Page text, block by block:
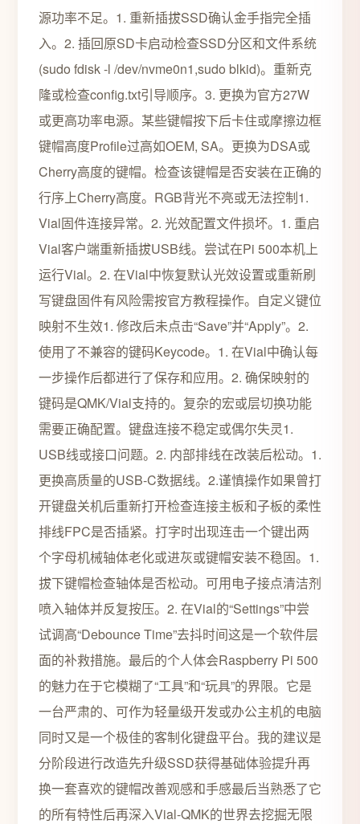
源功率不足。1. 重新插拔SSD确认金手指完全插
入。2. 插回原SD卡启动检查SSD分区和文件系统
(sudo fdisk -l /dev/nvme0n1,sudo blkid)。重新克
隆或检查config.txt引导顺序。3. 更换为官方27W
或更高功率电源。某些键帽按下后卡住或摩擦边框
键帽高度Profile过高如OEM, SA。更换为DSA或
Cherry高度的键帽。检查该键帽是否安装在正确的
行序上Cherry高度。RGB背光不亮或无法控制1.
Vial固件连接异常。2. 光效配置文件损坏。1. 重启
Vial客户端重新插拔USB线。尝试在Pi 500本机上
运行Vial。2. 在Vial中恢复默认光效设置或重新刷
写键盘固件有风险需按官方教程操作。自定义键位
映射不生效1. 修改后未点击“Save”并“Apply”。2.
使用了不兼容的键码Keycode。1. 在Vial中确认每
一步操作后都进行了保存和应用。2. 确保映射的
键码是QMK/Vial支持的。复杂的宏或层切换功能
需要正确配置。键盘连接不稳定或偶尔失灵1.
USB线或接口问题。2. 内部排线在改装后松动。1.
更换高质量的USB-C数据线。2.谨慎操作如果曾打
开键盘关机后重新打开检查连接主板和子板的柔性
排线FPC是否插紧。打字时出现连击一个键出两
个字母机械轴体老化或进灰或键帽安装不稳固。1.
拔下键帽检查轴体是否松动。可用电子接点清洁剂
喷入轴体并反复按压。2. 在Vial的“Settings”中尝
试调高“Debounce Time”去抖时间这是一个软件层
面的补救措施。最后的个人体会Raspberry Pi 500
的魅力在于它模糊了“工具”和“玩具”的界限。它是
一台严肃的、可作为轻量级开发或办公主机的电脑
同时又是一个极佳的客制化键盘平台。我的建议是
分阶段进行改造先升级SSD获得基础体验提升再
换一套喜欢的键帽改善观感和手感最后当熟悉了它
的所有特性后再深入Vial-QMK的世界去挖掘无限